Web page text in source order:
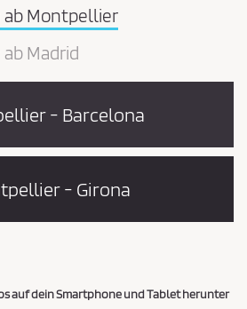
ab Montpellier
Madrid
- Barcelona
- Girona
auf dein Smartphone und Tablet herunter